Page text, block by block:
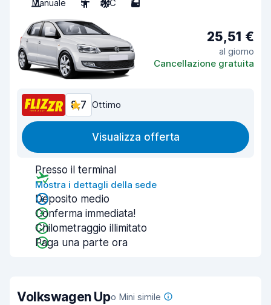
Manuale 5 A/C 5
25,51 €
al giorno
Cancellazione gratuita
8,7 Ottimo
Visualizza offerta
Presso il terminal
Mostra i dettagli della sede
Deposito medio
Conferma immediata!
Chilometraggio illimitato
Paga una parte ora
Volkswagen Upo Mini simile